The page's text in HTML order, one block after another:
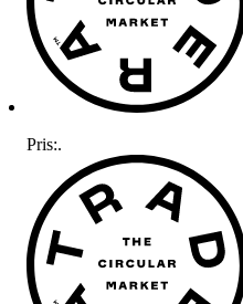
Pris:.